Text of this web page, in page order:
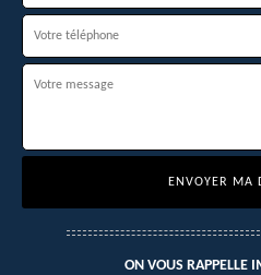
ON VOUS RAPPELLE